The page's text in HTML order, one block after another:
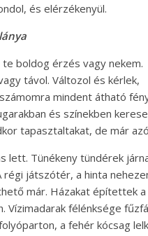
és elérzékenyül.
te boldog érzés vagy nekem.
távol. Változol és kérlek,
mindent átható
és színekben
tapasztaltakat, de már
lett. Tünékeny tündérek
régi játszótér, a hinta
már. Házakat építettek a
Vízimadarak félénksége
a fehér kócsag